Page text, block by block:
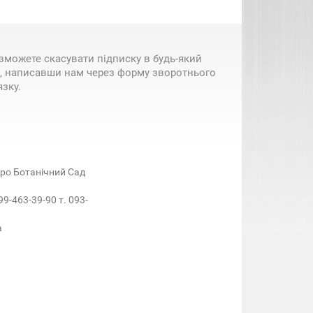
скасувати підписку в будь-який
написавши нам через форму зворотнього
Ботанічний Сад
463-39-90 т. 093-